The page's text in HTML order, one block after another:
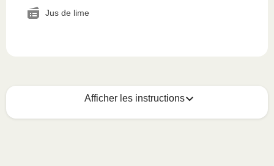
Jus de lime
Afficher les instructions
Voici quoi faire :